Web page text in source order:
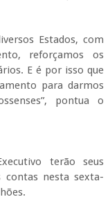
Estados, com
reforçamos os
E é por isso que
para darmos
pontua o
terão seus
contas nesta sexta-